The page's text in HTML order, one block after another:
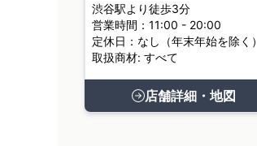
渋谷駅より徒歩3分
営業時間：11:00 - 20:00
定休日：なし（年末年始を除く）
取扱商材: すべて
店舗詳細・地図